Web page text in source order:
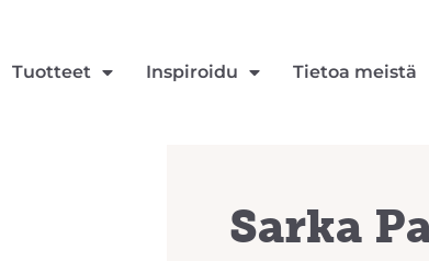
Tuotteet Inspiroidu Tietoa meistä
Sarka